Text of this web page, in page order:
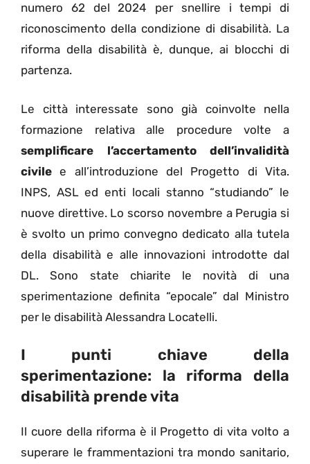
numero 62 del 2024 per snellire i tempi di
riconoscimento della condizione di disabilità. La
riforma della disabilità è, dunque, ai blocchi di
partenza.
Le città interessate sono già coinvolte nella
formazione relativa alle procedure volte a
semplificare l’accertamento dell’invalidità
civile e all’introduzione del Progetto di Vita.
INPS, ASL ed enti locali stanno “studiando” le
nuove direttive. Lo scorso novembre a Perugia si
è svolto un primo convegno dedicato alla tutela
della disabilità e alle innovazioni introdotte dal
DL. Sono state chiarite le novità di una
sperimentazione definita “epocale” dal Ministro
per le disabilità Alessandra Locatelli.
I punti chiave della
sperimentazione: la riforma della
disabilità prende vita
Il cuore della riforma è il Progetto di vita volto a
superare le frammentazioni tra mondo sanitario,